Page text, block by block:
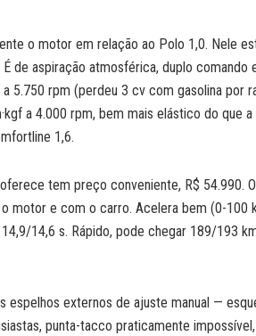
o motor em relação ao Polo 1,0. Nele
de aspiração atmosférica, duplo comando
5.750 rpm (perdeu 3 cv com gasolina por
a 4.000 rpm, bem mais elástico do que
1,6.
tem preço conveniente, R$ 54.990.
motor e com o carro. Acelera bem (0-100
14,6 s. Rápido, pode chegar 189/193
externos de ajuste manual —
punta-tacco praticamente